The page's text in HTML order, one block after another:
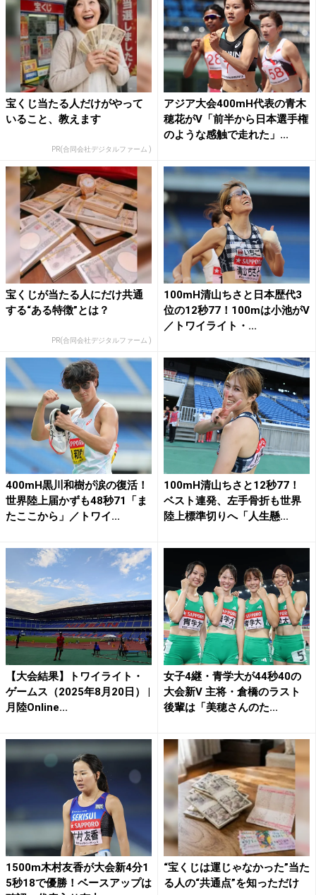
宝くじ当たる人だけがやって
いること、教えます
PR(合同会社デジタルファーム )
アジア大会400mH代表の青木
穂花がV「前半から日本選手権
のような感触で走れた」...
宝くじが当たる人にだけ共通
する“ある特徴”とは？
PR(合同会社デジタルファーム )
100mH清山ちさと日本歴代3
位の12秒77！100mは小池がV
／トワイライト・...
400mH黒川和樹が涙の復活！
世界陸上届かずも48秒71「ま
たここから」／トワイ...
100mH清山ちさと12秒77！
ベスト連発、左手骨折も世界
陸上標準切りへ「人生懸...
【大会結果】トワイライト・
ゲームス（2025年8月20日） |
月陸Online...
女子4継・青学大が44秒40の
大会新V 主将・倉橋のラスト
後輩は「美穂さんのた...
1500m木村友香が大会新4分1
5秒18で優勝！ベースアップは
“宝くじは運じゃなかった”当た
る人の“共通点”を知っただけ